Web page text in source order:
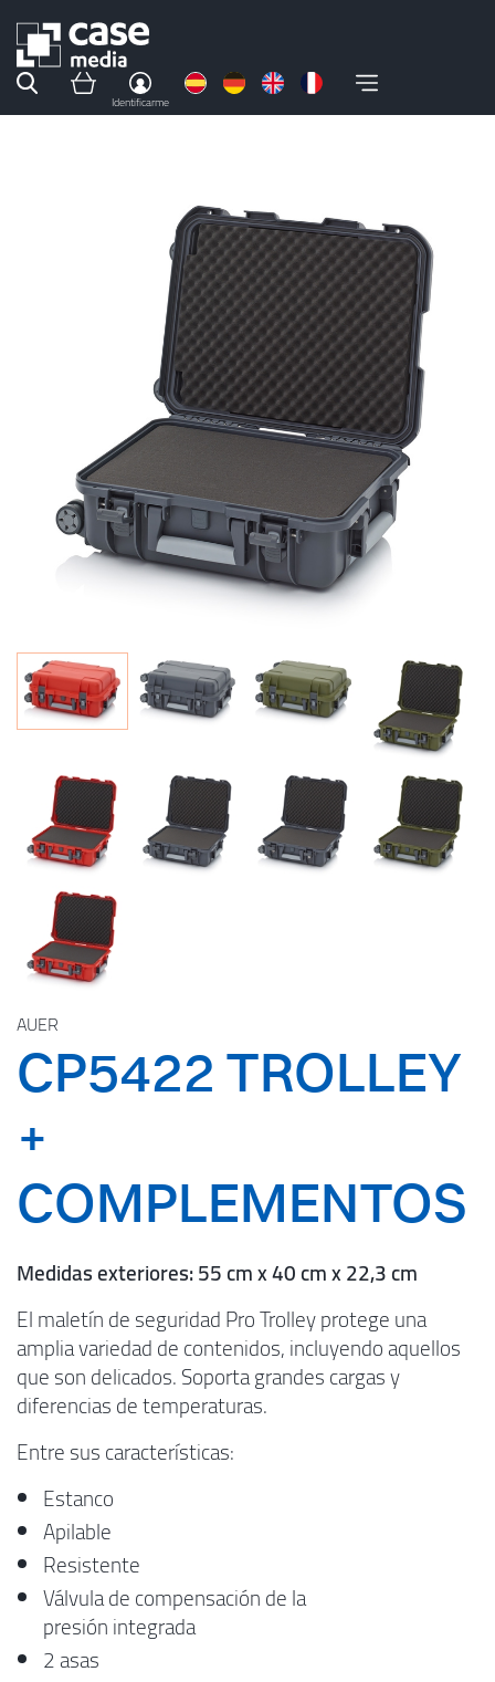
Identificarme
AUER
CP5422 TROLLEY
+
COMPLEMENTOS
Medidas exteriores: 55 cm x 40 cm x 22,3 cm
El maletín de seguridad Pro Trolley protege una
amplia variedad de contenidos, incluyendo aquellos
que son delicados. Soporta grandes cargas y
diferencias de temperaturas.
Entre sus características:
Estanco
Apilable
Resistente
Válvula de compensación de la
presión integrada
2 asas